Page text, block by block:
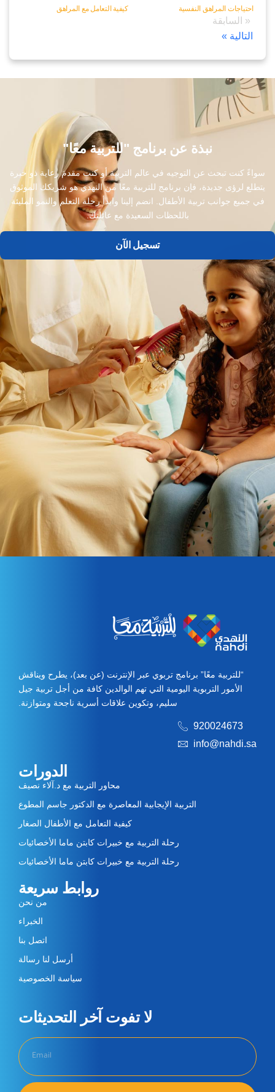
احتياجات المراهق النفسية كيفية التعامل مع المراهق
« السابقة
التالية »
نبذة عن برنامج "للتربية معًا"
سواءً كنت تبحث عن التوجيه في عالم التربية أو كنت مقدمَ رعاية ذو خبرة
يتطلع لرؤى جديدة، فإن برنامج للتربية معًا من النهدي هو شريكك الموثوق
في جميع جوانب تربية الأطفال. انضم إلينا وابدأ رحلة التعلم والنمو المليئة
باللحظات السعيدة مع عائلتك.
تسجيل الآن
لا تفوت آخر التحديثات​
روابط سريعة
من نحن
الخبراء
اتصل بنا
أرسل لنا رسالة
سياسة الخصوصية
الدورات
محاور التربية مع د.آلاء نصيف
التربية الإيجابية المعاصرة مع الدكتور جاسم المطوع
كيفية التعامل مع الأطفال الصغار
رحلة التربية مع خبيرات كابتن ماما الأخصائيات
رحلة التربية مع خبيرات كابتن ماما الأخصائيات
“للتربية معًا” برنامج تربوي عبر الإنترنت (عن بعد)، يطرح ويناقش
الأمور التربوية اليومية التي تهم الوالدين كافة من أجل تربية جيل
سليم، وتكوين علاقات أسرية ناجحة ومتوازنة.
920024673
info@nahdi.sa